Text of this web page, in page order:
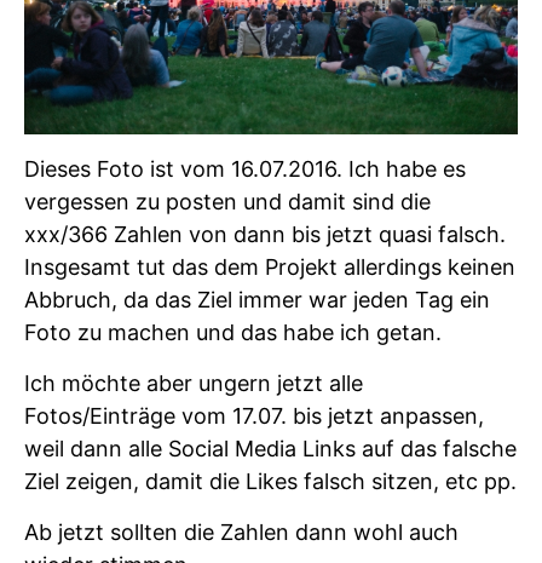
Dieses Foto ist vom 16.07.2016. Ich habe es
vergessen zu posten und damit sind die
xxx/366 Zahlen von dann bis jetzt quasi falsch.
Insgesamt tut das dem Projekt allerdings keinen
Abbruch, da das Ziel immer war jeden Tag ein
Foto zu machen und das habe ich getan.
Ich möchte aber ungern jetzt alle
Fotos/Einträge vom 17.07. bis jetzt anpassen,
weil dann alle Social Media Links auf das falsche
Ziel zeigen, damit die Likes falsch sitzen, etc pp.
Ab jetzt sollten die Zahlen dann wohl auch